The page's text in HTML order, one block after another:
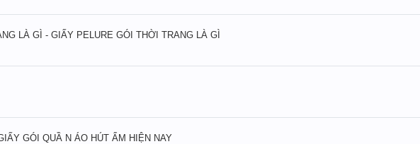
LÀ GÌ - GIẤY PELURE GÓI THỜI TRANG LÀ GÌ
GÓI QUẦ N ÁO HÚT ẨM HIỆN NAY